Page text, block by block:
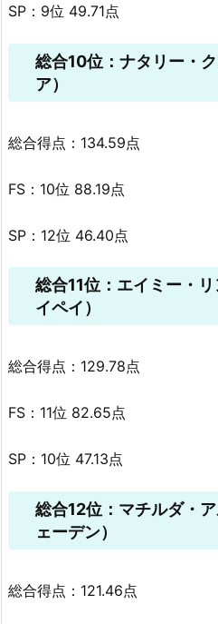
SP：9位 49.71点
総合10位：ナタリー・
ア）
総合得点：134.59点
FS：10位 88.19点
SP：12位 46.40点
総合11位：エイミー・
イペイ）
総合得点：129.78点
FS：11位 82.65点
SP：10位 47.13点
総合12位：マチルダ・
ェーデン）
総合得点：121.46点